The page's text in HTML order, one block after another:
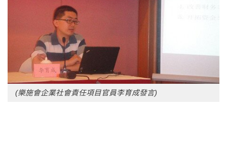
(樂施會企業社會責任項目官員李育成發言)